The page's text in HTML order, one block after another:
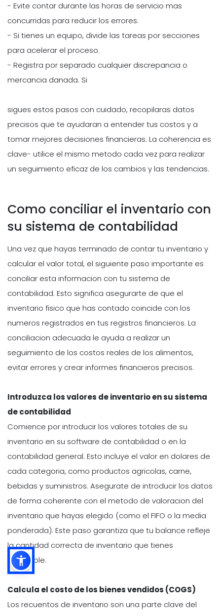
- Evite contar durante las horas de servicio mas
concurridas para reducir los errores.
- Si tienes un equipo, divide las tareas por secciones
para acelerar el proceso.
- Registra por separado cualquier discrepancia o
mercancia danada. Si
sigues estos pasos con cuidado, recopilaras datos
precisos que te ayudaran a entender tus costos y a
tomar mejores decisiones financieras. La coherencia es
clave- utilice el mismo metodo cada vez para realizar
un seguimiento eficaz de los cambios y las tendencias.
Como conciliar el inventario con
su sistema de contabilidad
Una vez que hayas terminado de contar tu inventario y
calcular el valor total, el siguiente paso importante es
conciliar esta informacion con tu sistema de
contabilidad. Esto significa asegurarte de que el
inventario fisico que has contado coincide con los
numeros registrados en tus registros financieros. La
conciliacion adecuada le ayuda a realizar un
seguimiento de los costos reales de los alimentos,
evitar errores y crear informes financieros precisos.
Introduzca los valores de inventario en su sistema
de contabilidad
Comience por introducir los valores totales de su
inventario en su software de contabilidad o en la
contabilidad general. Esto incluye el valor en dolares de
cada categoria, como productos agricolas, carne,
bebidas y suministros. Asegurate de introducir los datos
de forma coherente con el metodo de valoracion del
inventario que hayas elegido (como el FIFO o la media
ponderada). Este paso garantiza que tu balance refleje
la cantidad correcta de inventario que tienes
disponible.
Calcula el costo de los bienes vendidos (COGS)
Los recuentos de inventario son una parte clave del